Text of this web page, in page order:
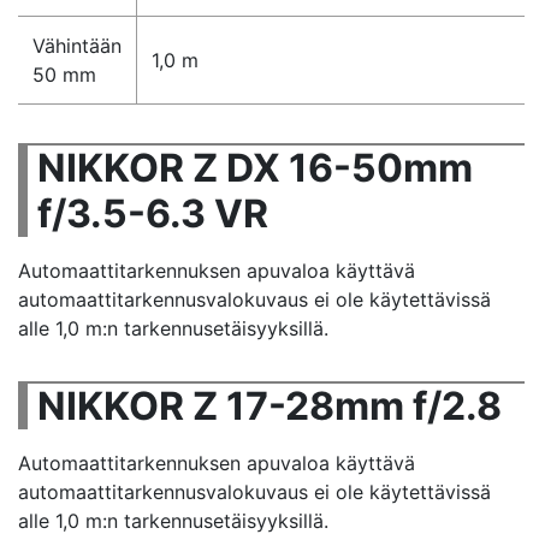
Vähintään
50 mm
1,0 m
NIKKOR Z DX 16-50mm
f/3.5-6.3 VR
Automaattitarkennuksen apuvaloa käyttävä
automaattitarkennusvalokuvaus ei ole käytettävissä
alle 1,0 m:n tarkennusetäisyyksillä.
NIKKOR Z 17-28mm f/2.8
Automaattitarkennuksen apuvaloa käyttävä
automaattitarkennusvalokuvaus ei ole käytettävissä
alle 1,0 m:n tarkennusetäisyyksillä.